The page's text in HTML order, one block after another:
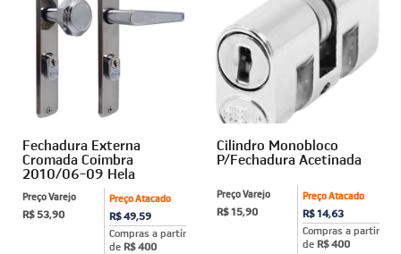
Fechadura Externa
Cromada Coimbra
2010/06-09 Hela
Preço Atacado
R$ 49,59
Compras a partir
de R$ 400
Preço Varejo
R$ 53,90
Cilindro Monobloco
P/Fechadura Acetinada
Preço Atacado
R$ 14,63
Compras a partir
de R$ 400
Preço Varejo
R$ 15,90